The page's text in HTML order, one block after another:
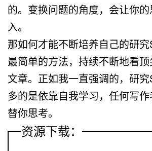
的。变换问题的角度，会让你
入。
那如何才能不断培养自己的研究
最简单的方法，持续不断地看
文章。正如我一直强调的，研
多的是依靠自我学习，任何写
替你思考。
资源下载：